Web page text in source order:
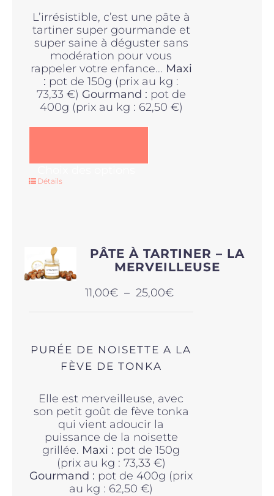
L’irrésistible, c’est une pâte à
tartiner super gourmande et
super saine à déguster sans
modération pour vous
rappeler votre enfance... Maxi
: pot de 150g (prix au kg :
73,33 €) Gourmand : pot de
400g (prix au kg : 62,50 €)
options
peuvent
être
choisies
sur
la
produit
Détails
PÂTE À TARTINER – LA
MERVEILLEUSE
11,00€ – 25,00€Plage
à
25,00€
PURÉE DE NOISETTE A LA
FÈVE DE TONKA
Elle est merveilleuse, avec
son petit goût de fève tonka
qui vient adoucir la
puissance de la noisette
grillée. Maxi : pot de 150g
(prix au kg : 73,33 €)
Gourmand : pot de 400g (prix
au kg : 62,50 €)